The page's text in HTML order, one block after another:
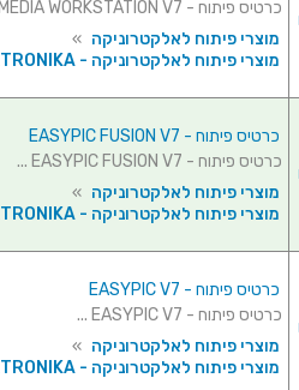
כרטיס פיתוח - MIKROMEDIA WORKSTATION V7 ...
מוצרי פיתוח לאלקטרוניקה »
מוצרי פיתוח לאלקטרוניקה - MIKROELEKTRONIKA
כרטיס פיתוח - EASYPIC FUSION V7
כרטיס פיתוח - EASYPIC FUSION V7 ...
מוצרי פיתוח לאלקטרוניקה »
מוצרי פיתוח לאלקטרוניקה - MIKROELEKTRONIKA
כרטיס פיתוח - EASYPIC V7
כרטיס פיתוח - EASYPIC V7 ...
מוצרי פיתוח לאלקטרוניקה »
מוצרי פיתוח לאלקטרוניקה - MIKROELEKTRONIKA